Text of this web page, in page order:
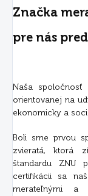
Značka
pre nás
Naša
orientovanej na
ekonomicky a
Boli sme prvou
zvieratá, ktorá
štandardu ZNU
certifikácii sa
merateľnými a